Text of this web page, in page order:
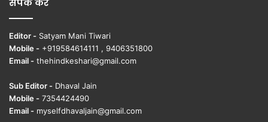
Editor - Satyam Mani Tiwari
Mobile - +919584614111 , 9406351800
Email - thehindkeshari@gmail.com
Sub Editor - Dhaval Jain
Mobile - 7354424490
Email - myselfdhavaljain@gmail.com